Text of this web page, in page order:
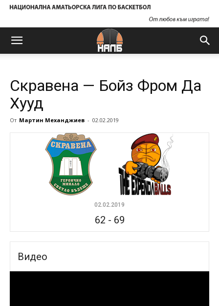
Скравена — Бойз Фром Да
Хууд
От Мартин Механджиев - 02.02.2019
02.02.2019
62 - 69
Видео